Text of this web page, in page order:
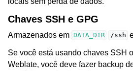
Chaves SSH e GPG
Armazenados em DATA_DIR /ssh
Se você está usando chaves SSH
Weblate, você deve fazer backup